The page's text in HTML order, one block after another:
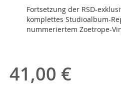
Fortsetzung der RSD-
komplettes Studioalbum-
nummeriertem Zoetrope-
41,00 €